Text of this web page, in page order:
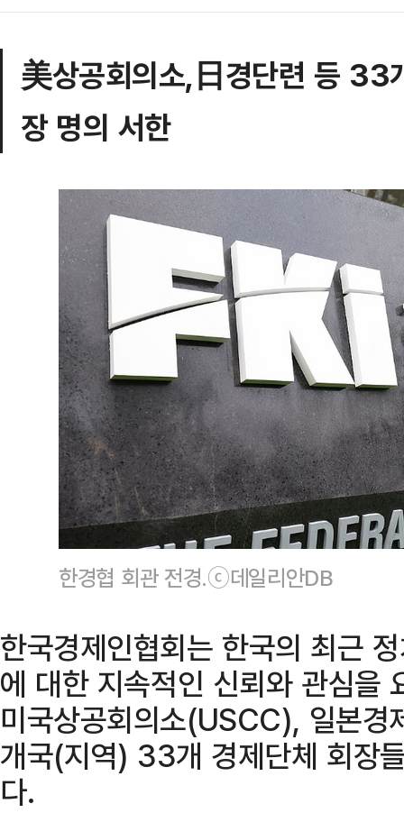
美상공회의소,日경단련 등 33
장 명의 서한
한경협 회관 전경.ⓒ데일리안DB
한국경제인협회는 한국의 최근
에 대한 지속적인 신뢰와 관심을
미국상공회의소(USCC), 일본
개국(지역) 33개 경제단체 회장
다.